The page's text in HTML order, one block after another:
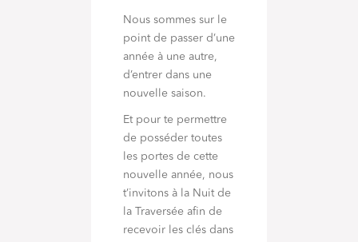
Nous sommes sur le
point de passer d’une
année à une autre,
d’entrer dans une
nouvelle saison.
Et pour te permettre
de posséder toutes
les portes de cette
nouvelle année, nous
t’invitons à la Nuit de
la Traversée afin de
recevoir les clés dans